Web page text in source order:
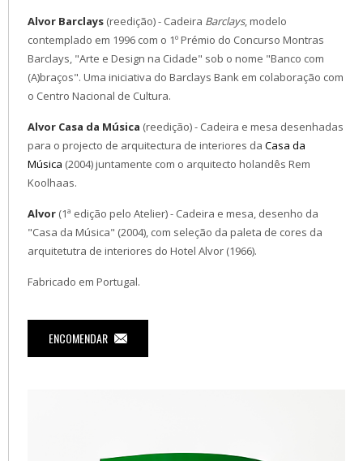
Alvor Barclays (reedição) - Cadeira Barclays, modelo
contemplado em 1996 com o 1º Prémio do Concurso Montras
Barclays, "Arte e Design na Cidade" sob o nome "Banco com
(A)braços". Uma iniciativa do Barclays Bank em colaboração com
o Centro Nacional de Cultura.
Alvor Casa da Música (reedição) - Cadeira e mesa desenhadas
para o projecto de arquitectura de interiores da Casa da
Música (2004) juntamente com o arquitecto holandês Rem
Koolhaas.
Alvor (1ª edição pelo Atelier) - Cadeira e mesa, desenho da
"Casa da Música" (2004), com seleção da paleta de cores da
arquitetutra de interiores do Hotel Alvor (1966).
Fabricado em Portugal.
ENCOMENDAR